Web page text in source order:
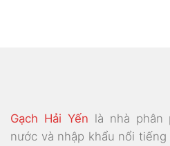
Gạch Hải Yến là nhà phân
nước và nhập khẩu nổi